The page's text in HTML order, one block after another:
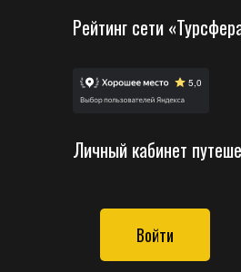
Рейтинг сети
Личный кабинет
Войти